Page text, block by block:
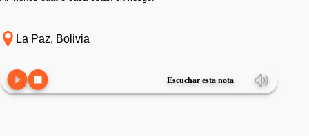
La Paz, Bolivia
Escuchar esta nota